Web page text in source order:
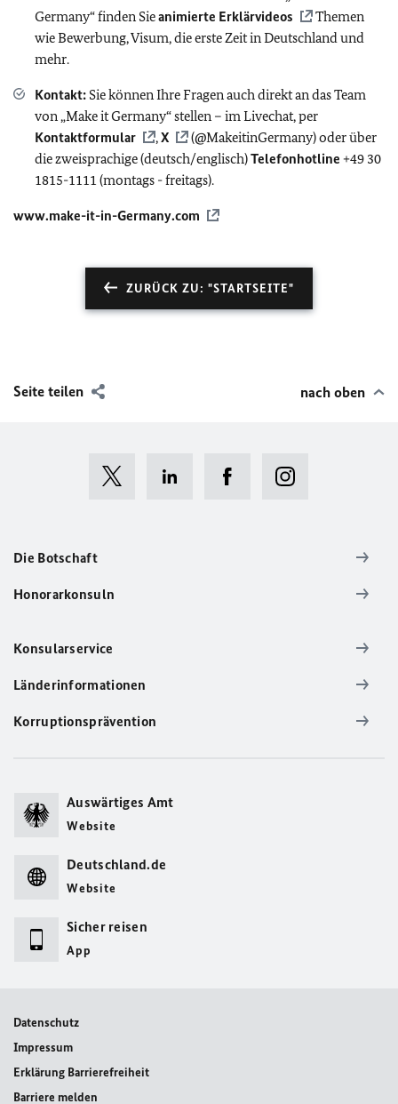
Germany“ finden Sieanimierte Erklärvideos
Themen
wie Bewerbung, Visum, die erste Zeit in Deutschland und
mehr.
Kontakt: Sie können Ihre Fragen auch direkt an das Team
von „Make it Germany“ stellen – im Livechat, per
Kontaktformular
,X
(@MakeitinGermany) oder über
die zweisprachige (deutsch/englisch)Telefonhotline +49 30
1815-1111 (montags - freitags).
www.make-it-in-Germany.com
ZURÜCK ZU: "STARTSEITE"
Seite teilen nach oben
Die Botschaft
Honorarkonsuln
Konsularservice
Länderinformationen
Korruptionsprävention
Auswärtiges Amt
Website
Deutschland.de
Website
Sicher reisen
App
Datenschutz
Impressum
Erklärung Barrierefreiheit
Barriere melden